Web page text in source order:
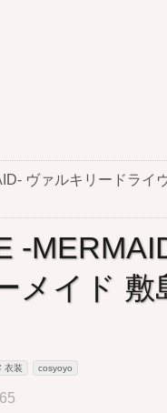
ヴァルキリードライ
-
メイド 敷
衣装 cosyoyo